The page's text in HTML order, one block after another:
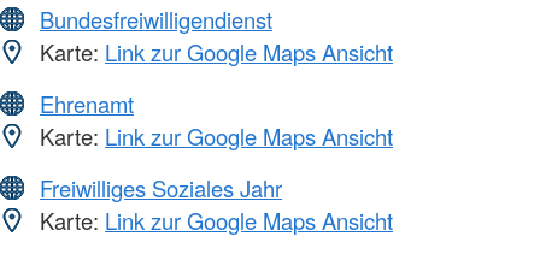
Bundesfreiwilligendienst
Karte: Link zur Google Maps Ansicht
Ehrenamt
Karte: Link zur Google Maps Ansicht
Freiwilliges Soziales Jahr
Karte: Link zur Google Maps Ansicht